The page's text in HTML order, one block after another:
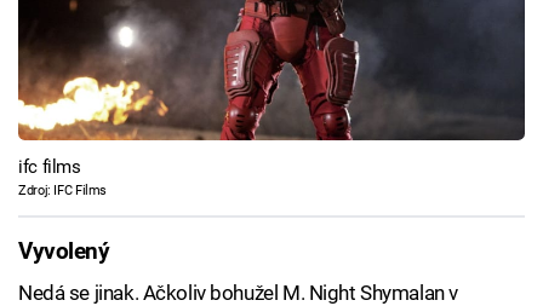
ifc films
Zdroj: IFC Films
Vyvolený
Nedá se jinak. Ačkoliv bohužel M. Night Shymalan v